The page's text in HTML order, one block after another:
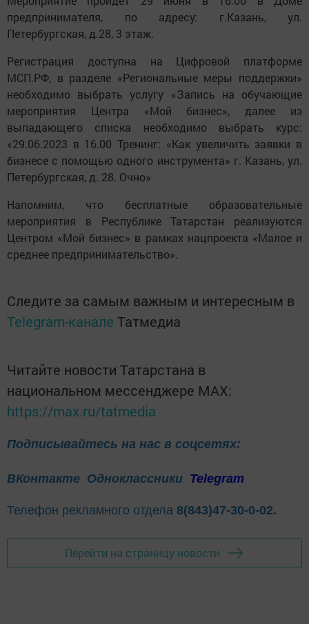
предпринимателя, по адресу: г.Казань, ул.
Петербургская, д.28, 3 этаж.
Регистрация доступна на Цифровой платформе
МСП.РФ, в разделе «Региональные меры поддержки»
необходимо выбрать услугу «Запись на обучающие
мероприятия Центра «Мой бизнес», далее из
выпадающего списка необходимо выбрать курс:
«29.06.2023 в 16.00 Тренинг: «Как увеличить заявки в
бизнесе с помощью одного инструмента» г. Казань, ул.
Петербургская, д. 28. Очно»
Напомним, что бесплатные образовательные
мероприятия в Республике Татарстан реализуются
Центром «Мой бизнес» в рамках нацпроекта «Малое и
среднее предпринимательство».
Следите за самым важным и интересным в
Telegram-канале Татмедиа
Читайте новости Татарстана в
национальном мессенджере MАХ:
https://max.ru/tatmedia
Подписывайтесь на нас в соцсетях:
ВКонтакте Одноклассники Telegram
Телефон рекламного отдела 8(843)47-30-0-02.
Перейти на страницу новости